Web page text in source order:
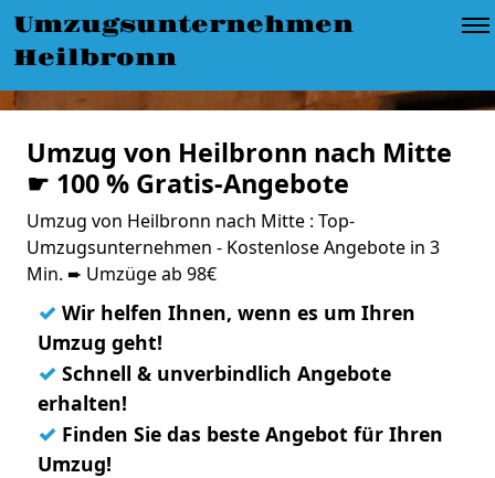
Umzugsunternehmen
Heilbronn
Umzug von Heilbronn nach Mitte
☛ 100 % Gratis-Angebote
Umzug von Heilbronn nach Mitte : Top-
Umzugsunternehmen - Kostenlose Angebote in 3
Min. ➨ Umzüge ab 98€
✓ Wir helfen Ihnen, wenn es um Ihren
Umzug geht!
✓ Schnell & unverbindlich Angebote
erhalten!
✓ Finden Sie das beste Angebot für Ihren
Umzug!